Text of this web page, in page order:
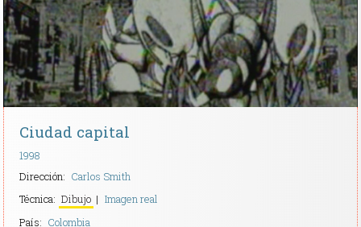
Ciudad capital
1998
Dirección: Carlos Smith
Técnica: Dibujo
Imagen real
País: Colombia